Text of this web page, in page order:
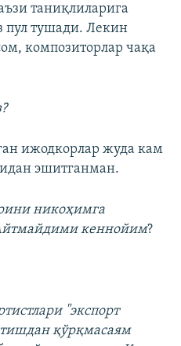
таниқлиларига
пул тушади. Лекин
композиторлар чақа
ижодкорлар жуда кам
эшитганман.
никоҳимга
кеннойим?
"экспорт
қўрқмасаям